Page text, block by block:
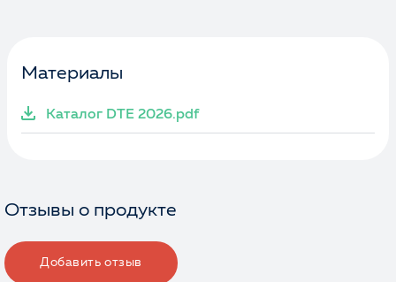
Материалы
Каталог DTE 2026.pdf
Отзывы о продукте
Добавить отзыв